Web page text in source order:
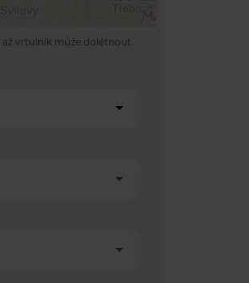
vrtulník může dolétnout.